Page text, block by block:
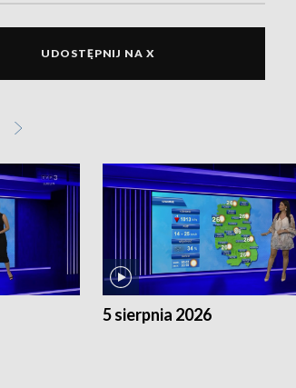
UDOSTĘPNIJ NA X
5 sierpnia 2026